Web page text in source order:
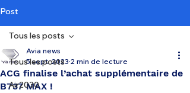
Post
Tous les posts
Air2030
Tous les posts
ACG finalise l’achat supplémentaire de
B737 MAX !
Avia news
5 sept. 2023 2 min de lecture